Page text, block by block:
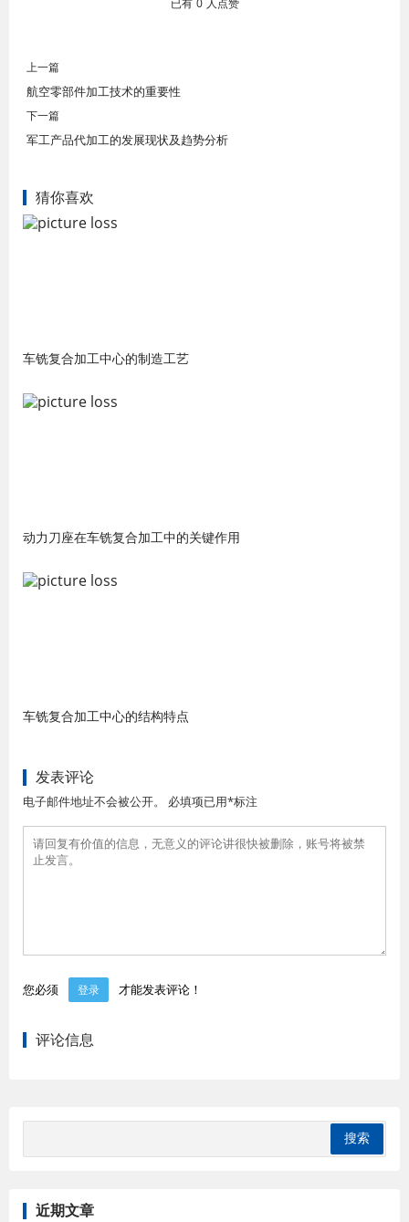
已有 0 人点赞
上一篇
航空零部件加工技术的重要性
下一篇
军工产品代加工的发展现状及趋势分析
猜你喜欢
车铣复合加工中心的制造工艺
动力刀座在车铣复合加工中的关键作用
车铣复合加工中心的结构特点
发表评论
电子邮件地址不会被公开。 必填项已用*标注
您必须 登录 才能发表评论！
评论信息
近期文章